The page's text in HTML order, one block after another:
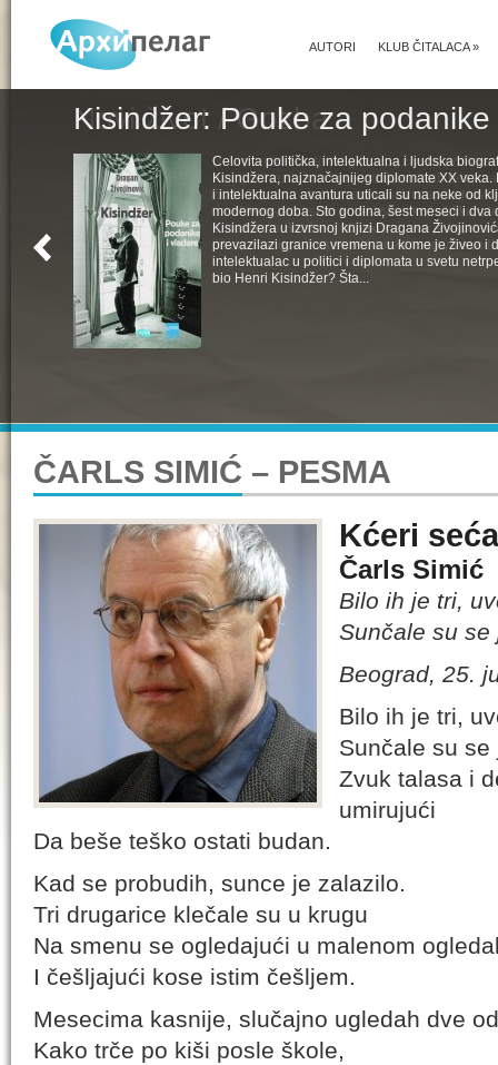
KLUB ČITALACA»
AUTORI
Kisindžer: Pouke za
Celovita politička, intelektualna i ljudska
Kisindžera, najznačajnijeg diplomate XX
i intelektualna avantura uticali su na neke od
modernog doba. Sto godina, šest meseci i dva
Kisindžera u izvrsnoj knjizi Dragana
prevazilazi granice vremena u kome je živeo i
intelektualac u politici i diplomata u svetu
bio Henri Kisindžer? Šta...
ČARLS SIMIĆ – PESMA
Kćeri
Čarls Simić
Bilo ih je tri,
Sunčale su
Beograd, 25.
Bilo ih je tri,
Sunčale su
Zvuk talasa i
umirujući
Da beše teško ostati budan.
Kad se probudih, sunce je zalazilo.
Tri drugarice klečale su u krugu
Na smenu se ogledajući u malenom
I češljajući kose istim češljem.
Mesecima kasnije, slučajno ugledah dve
Kako trče po kiši posle škole,